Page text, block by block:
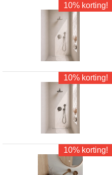
10% korting!
10% korting!
10% korting!